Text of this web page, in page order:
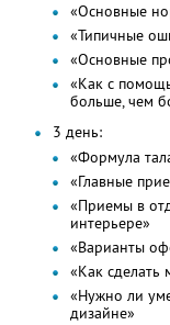
«Основные
«Типичные
«Основные
«Как с
больше, чем
3 день:
«Формула
«Главные
«Приемы в
интерьере»
«Варианты
«Как сделать
«Нужно ли
дизайне»